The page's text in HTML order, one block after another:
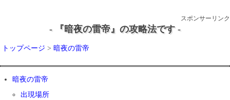
スポンサーリンク
- 『暗夜の雷帝』の攻略法です -
トップページ > 暗夜の雷帝
暗夜の雷帝
出現場所